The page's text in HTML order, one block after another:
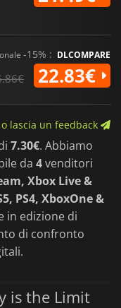
-15% : DLCOMPARE
22.83€
lascia un feedback
7.30€. Abbiamo
da 4venditori
Xbox Live &
PS4, XboxOne &
in edizione di
di confronto
is the Limit